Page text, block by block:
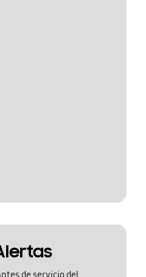
de servicio del